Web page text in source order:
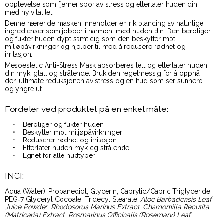
opplevelse som fjerner spor av stress og etterlater huden din
med ny vitalitet.
Denne nærende masken inneholder en rik blanding av naturlige
ingredienser som jobber i harmoni med huden din. Den beroliger
og fukter huden dypt samtidig som den beskytter mot
miljøpåvirkninger og hjelper til med å redusere rødhet og
irritasjon.
Mesoestetic Anti-Stress Mask absorberes lett og etterlater huden
din myk, glatt og strålende. Bruk den regelmessig for å oppnå
den ultimate reduksjonen av stress og en hud som ser sunnere
og yngre ut.
Fordeler ved produktet på en enkel måte:
• Beroliger og fukter huden
• Beskytter mot miljøpåvirkninger
• Reduserer rødhet og irritasjon
• Etterlater huden myk og strålende
• Egnet for alle hudtyper
INCI:
Aqua (Water), Propanediol, Glycerin, Caprylic/Capric Triglyceride,
PEG‑7 Glyceryl Cocoate, Tridecyl Stearate, Aloe Barbadensis Leaf
Juice Powder, Rhodosorus Marinus Extract, Chamomilla Recutita
(Matricaria) Extract, Rosmarinus Officinalis (Rosemary) Leaf